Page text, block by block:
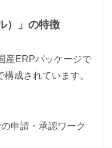
）」の特徴
産ERPパッケージで
成されています。
申請・承認ワーク